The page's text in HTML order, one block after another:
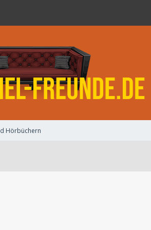
Hörbüchern